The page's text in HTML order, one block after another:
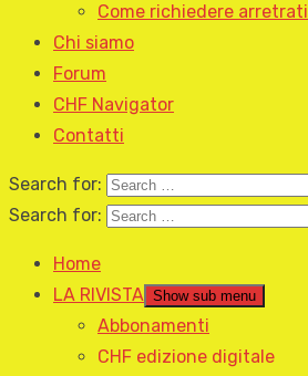
Come richiedere arretrati
Chi siamo
Forum
CHF Navigator
Contatti
Search for:
Search for:
Home
LA RIVISTA Show sub menu
Abbonamenti
CHF edizione digitale